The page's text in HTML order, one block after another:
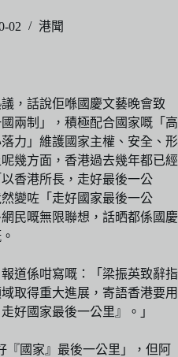
02 港聞
，話說佢喺國慶文藝晚會致
兩制」，積極配合國家嘅「高
力」維護國家主權、安全、形
幾方面，香港過去幾年都已經
香港所長，走好最後一公
變咗「走好國家最後一公
民嘅無限聯想，話晒都係國慶
道係咁寫嘅：「梁振英致辭指
取得重大進展，寄語香港要用
好國家最後一公里』。」
『國家』最後一公里」，但阿